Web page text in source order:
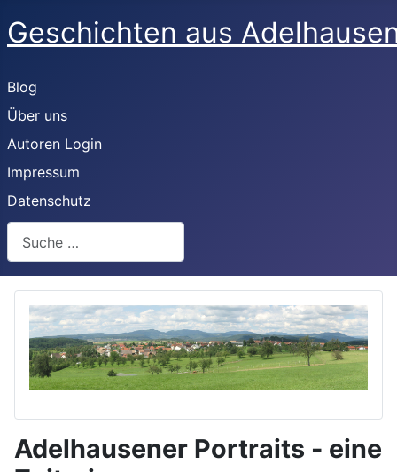
Geschichten aus
Blog
Über uns
Autoren Login
Impressum
Datenschutz
Adelhausener Portraits - eine